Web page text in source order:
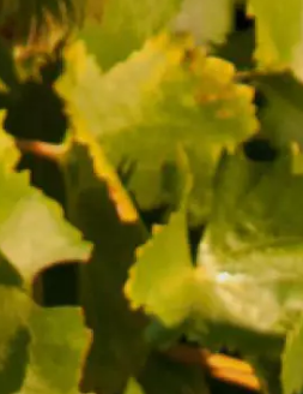
10 août 2026
Oenologie Produits du terroir
Dîner des chef.fes à la
Combe au Mas
Mormoiron
19:00
22:00